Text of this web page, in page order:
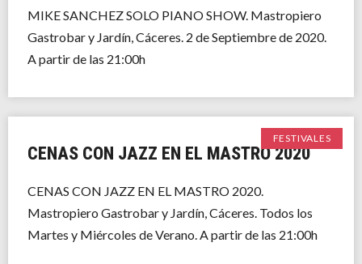
MIKE SANCHEZ SOLO PIANO SHOW. Mastropiero
Gastrobar y Jardín, Cáceres. 2 de Septiembre de 2020.
A partir de las 21:00h
FESTIVALES
CENAS CON JAZZ EN EL MASTRO 2020
CENAS CON JAZZ EN EL MASTRO 2020.
Mastropiero Gastrobar y Jardín, Cáceres. Todos los
Martes y Miércoles de Verano. A partir de las 21:00h